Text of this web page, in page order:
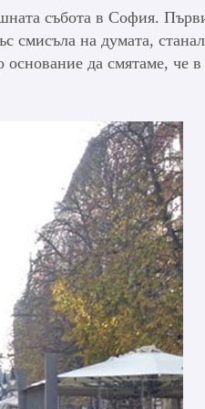
събота в София.
смисъла на думата,
да смятаме, че в